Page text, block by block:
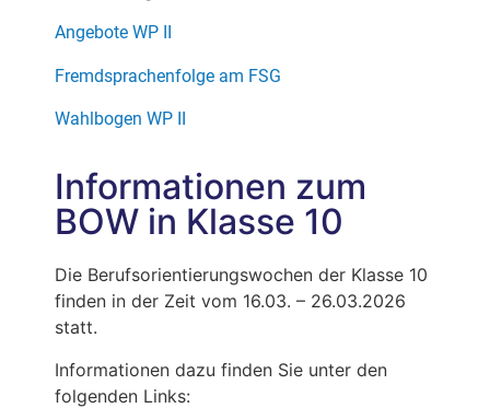
Angebote WP II
Fremdsprachenfolge am FSG
Wahlbogen WP II
Informationen zum
BOW in Klasse 10
Die Berufsorientierungswochen der Klasse 10
finden in der Zeit vom 16.03. – 26.03.2026
statt.
Informationen dazu finden Sie unter den
folgenden Links: